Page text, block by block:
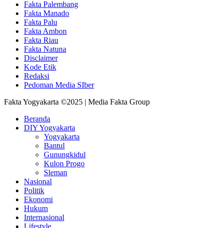
Fakta Palembang
Fakta Manado
Fakta Palu
Fakta Ambon
Fakta Riau
Fakta Natuna
Disclaimer
Kode Etik
Redaksi
Pedoman Media SIber
Fakta Yogyakarta ©2025 | Media Fakta Group
Beranda
DIY Yogyakarta
Yogyakarta
Bantul
Gunungkidul
Kulon Progo
Sleman
Nasional
Politik
Ekonomi
Hukum
Internasional
Lifestyle